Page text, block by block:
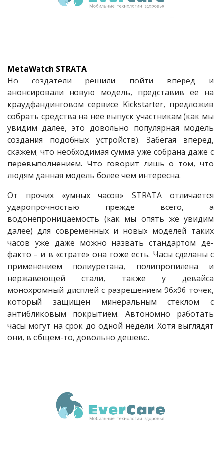
MetaWatch STRATA
Но создатели решили пойти вперед и
анонсировали новую модель, представив ее на
краудфандинговом сервисе Kickstarter, предложив
собрать средства на нее выпуск участникам (как мы
увидим далее, это довольно популярная модель
создания подобных устройств). Забегая вперед,
скажем, что необходимая сумма уже собрана даже с
перевыполнением. Что говорит лишь о том, что
людям данная модель более чем интересна.
От прочих «умных часов» STRATA отличается
ударопрочностью прежде всего, а
водонепроницаемость (как мы опять же увидим
далее) для современных и новых моделей таких
часов уже даже можно назвать стандартом де-
факто – и в «страте» она тоже есть. Часы сделаны с
применением полиуретана, полипропилена и
нержавеющей стали, также у девайса
монохромный дисплей с разрешением 96х96 точек,
который защищен минеральным стеклом с
антибликовым покрытием. Автономно работать
часы могут на срок до одной недели. Хотя выглядят
они, в общем-то, довольно дешево.